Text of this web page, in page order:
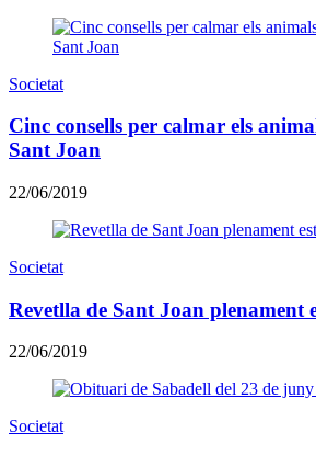
Societat
Cinc consells per calmar els
Sant Joan
22/06/2019
Societat
Revetlla de Sant Joan plenament
22/06/2019
Societat